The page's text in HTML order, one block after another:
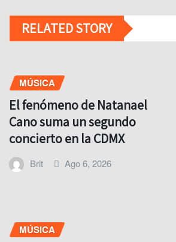
RELATED STORY
MÚSICA
El fenómeno de Natanael
Cano suma un segundo
concierto en la CDMX
Brit Ago 6, 2026
MÚSICA